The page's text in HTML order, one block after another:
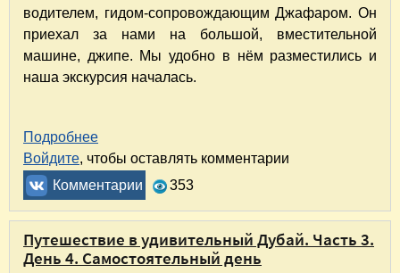
водителем, гидом-сопровождающим Джафаром. Он
приехал за нами на большой, вместительной
машине, джипе. Мы удобно в нём разместились и
наша экскурсия началась.
Подробнее
Войдите, чтобы оставлять комментарии
Комментарии
353
Путешествие в удивительный Дубай. Часть 3.
День 4. Самостоятельный день